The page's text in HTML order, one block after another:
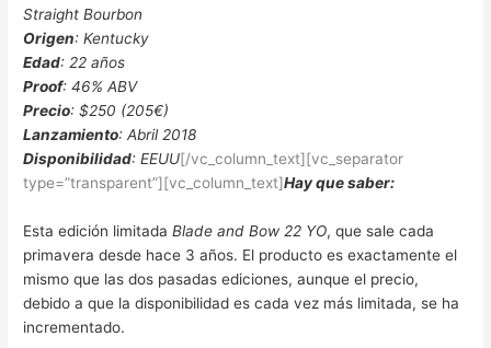
Straight Bourbon
Origen: Kentucky
Edad: 22 años
Proof: 46% ABV
Precio: $250 (205€)
Lanzamiento: Abril 2018
Disponibilidad: EEUU[/vc_column_text][vc_separator
type=”transparent”][vc_column_text]Hay que saber:
Esta edición limitadaBlade and Bow 22 YO, que sale cada
primavera desde hace 3 años. El producto es exactamente el
mismo que las dos pasadas ediciones, aunque el precio,
debido a que la disponibilidad es cada vez más limitada, se ha
incrementado.